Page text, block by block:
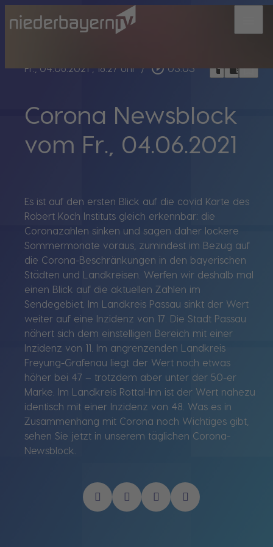
Fr., 04.06.2021 , 18:27 Uhr / play_circle_outline 03:03 headphoneschrome_reader_modebookmark_border
Corona Newsblock
vom Fr., 04.06.2021
Es ist auf den ersten Blick auf die covid Karte des
Robert Koch Instituts gleich erkennbar: die
Coronazahlen sinken und sagen daher lockere
Sommermonate voraus, zumindest im Bezug auf
die Corona-Beschränkungen in den bayerischen
Städten und Landkreisen. Werfen wir deshalb mal
einen Blick auf die aktuellen Zahlen im
Sendegebiet. Im Landkreis Passau sinkt der Wert
weiter auf eine Inzidenz von 17. Die Stadt Passau
nähert sich dem einstelligen Bereich mit einer
Inzidenz von 11. Im angrenzenden Landkreis
Freyung-Grafenau liegt der Wert noch etwas
höher bei 47 – trotzdem aber unter der 50-er
Marke. Im Landkreis Rottal-Inn ist der Wert nahezu
identisch mit einer Inzidenz von 48. Was es in
Zusammenhang mit Corona noch Wichtiges gibt,
sehen Sie jetzt in unserem täglichen Corona-
Newsblock.